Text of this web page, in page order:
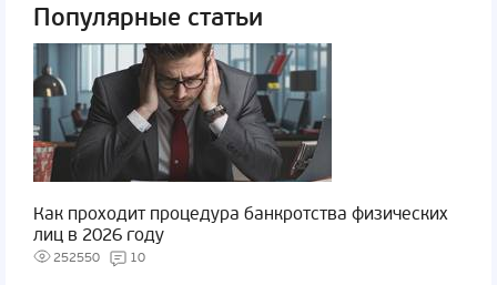
Популярные статьи
Как проходит процедура банкротства физических
лиц в 2026 году
252550 10